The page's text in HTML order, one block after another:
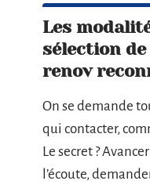
Les
sélection
renov
On se demande
qui contacter,
Le secret ?
l’écoute,